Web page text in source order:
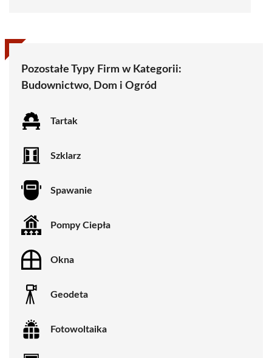
Pozostałe Typy Firm w Kategorii:
Budownictwo, Dom i Ogród
Tartak
Szklarz
Spawanie
Pompy Ciepła
Okna
Geodeta
Fotowoltaika